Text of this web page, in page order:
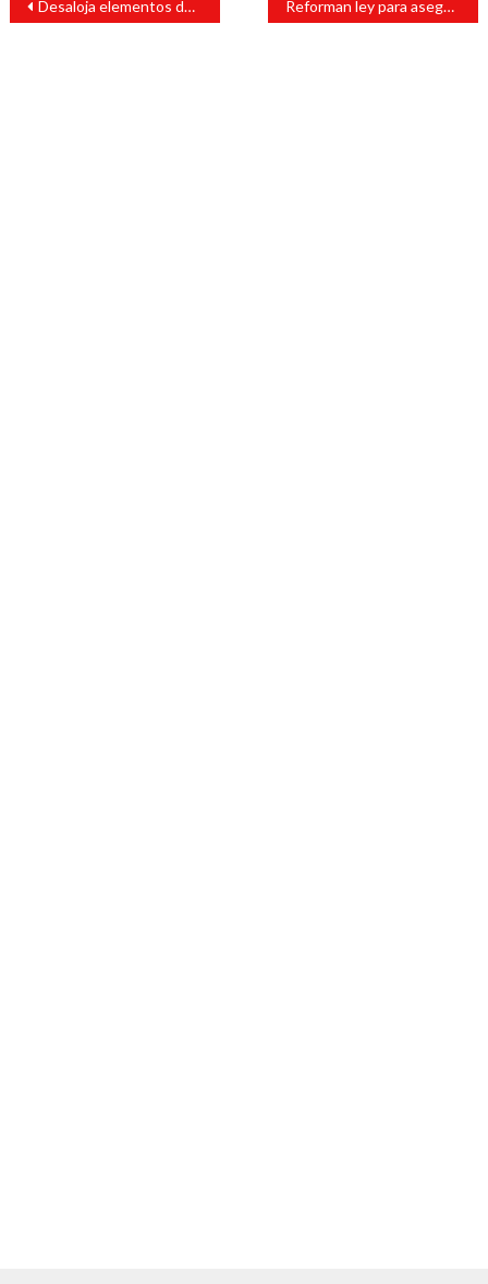
entradas
Desaloja elementos de la Policía Estatal a Habitantes del Fraccionamiento Los Arcos Reforman ley para asegurar participación política de las mujeres